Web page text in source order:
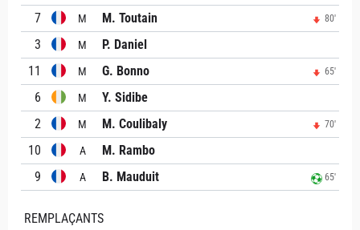
7
M M. Toutain 80'
3 M
P. Daniel
11
M G. Bonno 65'
6 M
Y. Sidibe
2
M M. Coulibaly 70'
10 A
M. Rambo
9
A B. Mauduit 65'
REMPLAÇANTS